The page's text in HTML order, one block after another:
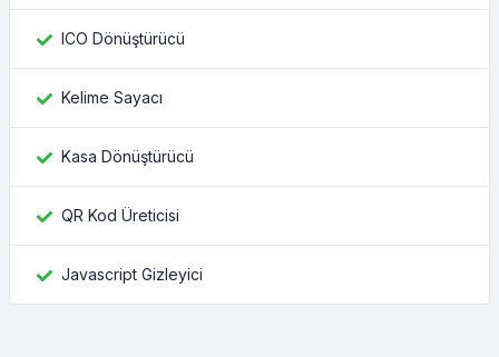
ICO Dönüştürücü
Kelime Sayacı
Kasa Dönüştürücü
QR Kod Üreticisi
Javascript Gizleyici